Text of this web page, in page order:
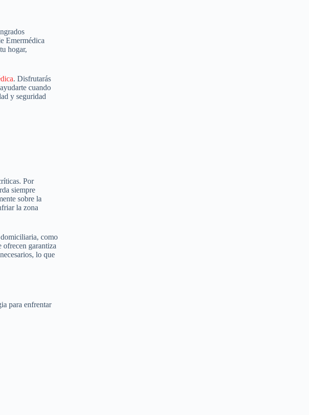
Emermédica
hogar,
. Disfrutarás
cuando
y seguridad
Por
siempre
sobre la
la zona
domiciliaria, como
garantiza
lo que
para enfrentar